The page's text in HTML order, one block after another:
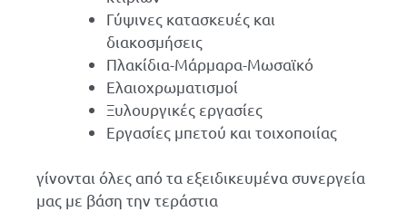
Γύψινες κατασκευές και
διακοσμήσεις
Πλακίδια-Μάρμαρα-Μωσαϊκό
Ελαιοχρωματισμοί
Ξυλουργικές εργασίες
Εργασίες μπετού και τοιχοποιίας
γίνονται όλες από τα εξειδικευμένα συνεργεία
μας με βάση την τεράστια